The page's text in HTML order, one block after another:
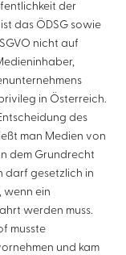
der
das ÖDSG sowie
nicht auf
in Österreich.
des
man Medien von
dem Grundrecht
darf gesetzlich in
wenn ein
werden muss.
musste
und kam